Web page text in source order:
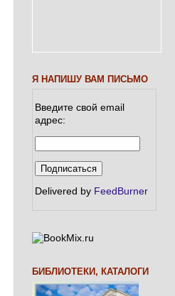
Я НАПИШУ ВАМ ПИСЬМО
Введите свой email
адрес:
Delivered by FeedBurner
БИБЛИОТЕКИ, КАТАЛОГИ